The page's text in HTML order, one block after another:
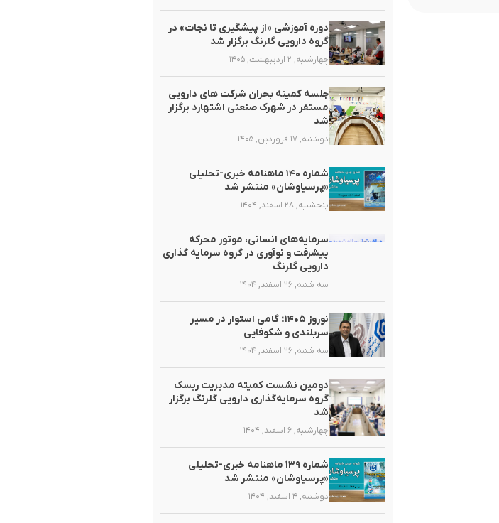
دوره آموزشی «از پیشگیری تا نجات» در
گروه دارویی گلرنگ برگزار شد
چهارشنبه, ۲ اردیبهشت, ۱۴۰۵
جلسه کمیته بحران شرکت های دارویی
مستقر در شهرک صنعتی اشتهارد برگزار
شد
دوشنبه, ۱۷ فروردین, ۱۴۰۵
شماره ۱۴۰ ماهنامه خبری-تحلیلی
«پرسیاوشان» منتشر شد
پنجشنبه, ۲۸ اسفند, ۱۴۰۴
سرمایه‌های انسانی، موتور محرکه
پیشرفت و نوآوری در گروه سرمایه گذاری
دارویی گلرنگ
سه شنبه, ۲۶ اسفند, ۱۴۰۴
نوروز ۱۴۰۵؛ گامی استوار در مسیر
سربلندی و شکوفایی
سه شنبه, ۲۶ اسفند, ۱۴۰۴
دومین نشست کمیته مدیریت ریسک
گروه سرمایه‌گذاری دارویی گلرنگ برگزار
شد
چهارشنبه, ۶ اسفند, ۱۴۰۴
شماره ۱۳۹ ماهنامه خبری-تحلیلی
«پرسیاوشان» منتشر شد
دوشنبه, ۴ اسفند, ۱۴۰۴